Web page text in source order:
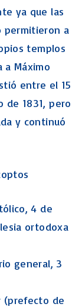
ya que las
permitieron a
templos
a Máximo
entre el 15
de 1831, pero
y continuó
4 de
ortodoxa
general, 3
(prefecto de